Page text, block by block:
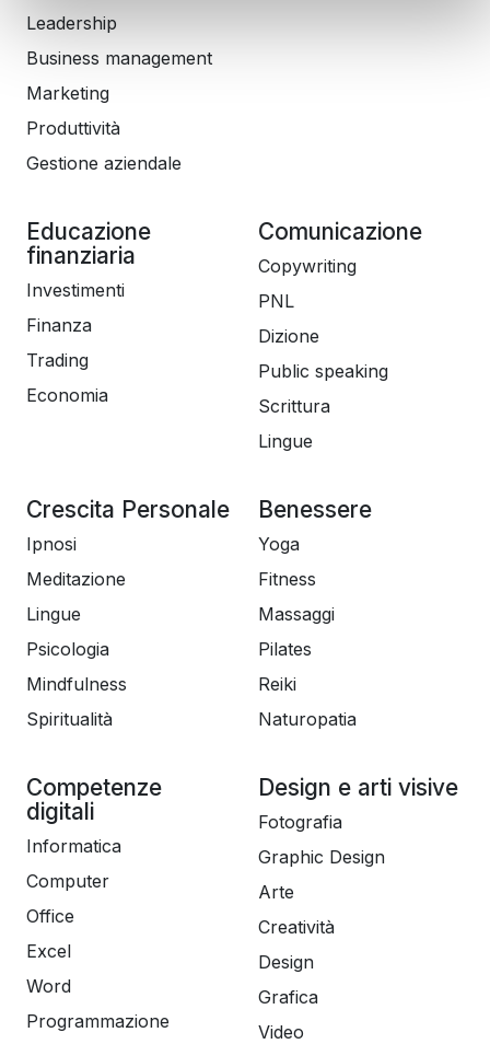
Leadership
Business management
Marketing
Produttività
Gestione aziendale
Educazione
finanziaria
Investimenti
Finanza
Trading
Economia
Comunicazione
Copywriting
PNL
Dizione
Public speaking
Scrittura
Lingue
Crescita Personale
Ipnosi
Meditazione
Lingue
Psicologia
Mindfulness
Spiritualità
Benessere
Yoga
Fitness
Massaggi
Pilates
Reiki
Naturopatia
Competenze
digitali
Informatica
Computer
Office
Excel
Word
Programmazione
Design e arti visive
Fotografia
Graphic Design
Arte
Creatività
Design
Grafica
Video